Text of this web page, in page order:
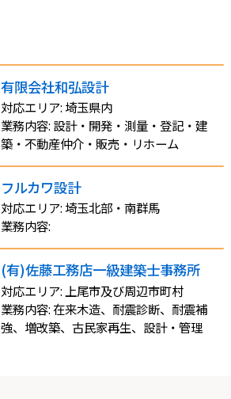
有限会社和弘設計
対応エリア: 埼玉県内
業務内容: 設計・開発・測量・登記・建
築・不動産仲介・販売・リホーム
フルカワ設計
対応エリア: 埼玉北部・南群馬
業務内容:
(有)佐藤工務店一級建築士事務所
対応エリア: 上尾市及び周辺市町村
業務内容: 在来木造、耐震診断、耐震補
強、増改築、古民家再生、設計・管理